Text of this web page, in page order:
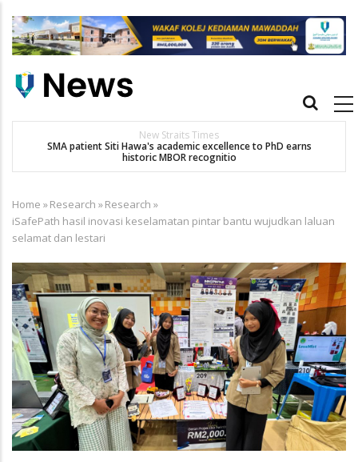
main
Main
New Straits Times
SMA patient Siti Hawa's academic excellence to PhD earns
historic MBOR recognitio
Breadcrumb
Home »Research »Research »
iSafePath hasil inovasi keselamatan pintar bantu wujudkan laluan
selamat dan lestari